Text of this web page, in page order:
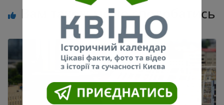
Вам також може сподобатись